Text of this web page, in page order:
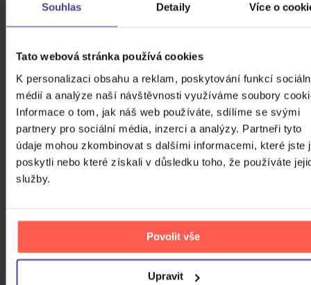
Souhlas Detaily Více o
Tato webová stránka používá cookies
K personalizaci obsahu a reklam, poskytování funkcí
médií a analýze naší návštěvnosti využíváme soubory
Informace o tom, jak náš web používáte, sdílíme se svými
partnery pro sociální média, inzerci a analýzy. Partneři tyto
údaje mohou zkombinovat s dalšími informacemi, které jste
poskytli nebo které získali v důsledku toho, že používáte
služby.
Povolit vše
Upravit
Stray Kids: SKZHOP HIPTAPE(合
Hop) (SKZHOP Version)
CD
Skladem 649 Kč
CD
Nedostupné 649 Kč